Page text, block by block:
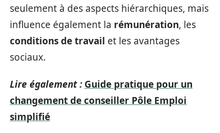
seulement à des aspects hiérarchiques, mais
influence également la rémunération, les
conditions de travail et les avantages
sociaux.
Lire également : Guide pratique pour un
changement de conseiller Pôle Emploi
simplifié